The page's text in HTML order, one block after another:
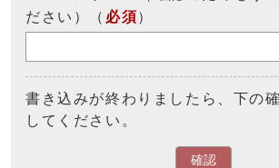
ださい）（ 必須）
書き込みが終わりましたら、下の
してください。
確認